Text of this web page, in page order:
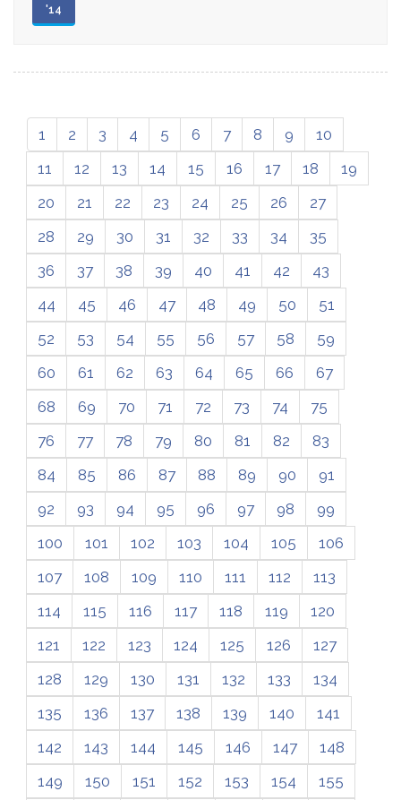
'14
1 2 3 4 5 6 7 8 9
10
11
12 13 14 15 16 17 18
19
20
21 22 23 24 25 26
27
28
29 30 31 32 33 34
35
36
37 38 39 40 41 42
43
44
45 46 47 48 49 50
51
52
53 54 55 56 57 58
59
60
61 62 63 64 65 66
67
68
69 70 71 72 73 74
75
76
77 78 79 80 81 82
83
84
85 86 87 88 89 90
91
92
93 94 95 96 97 98
99
100
101 102 103 104 105
106
107
108 109 110 111 112
113
114
115 116 117 118 119
120
121
122 123 124 125 126
127
128
129 130 131 132 133
134
135
136 137 138 139 140
141
142
143 144 145 146 147
148
149
150 151 152 153 154
155